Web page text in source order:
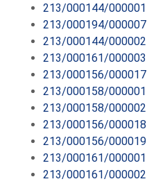
213/000144/000001
213/000194/000007
213/000144/000002
213/000161/000003
213/000156/000017
213/000158/000001
213/000158/000002
213/000156/000018
213/000156/000019
213/000161/000001
213/000161/000002